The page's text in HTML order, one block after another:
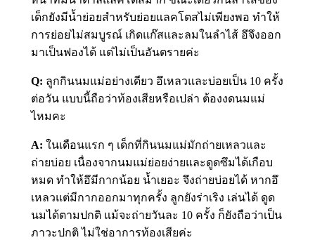
เด็กยังมีน้ำย่อยสำหรับย่อยแลคโตสไม่เพียงพอ ทำให้
การย่อยไม่สมบูรณ์ เกิดแก๊สและลมในลำไส้ อึจึงออก
มาเป็นฟองได้ แต่ไม่เป็นอันตรายค่ะ
Q: ลูกกินนมแม่อย่างเดียว อึเหลวและบ่อยเป็น 10 ครั้ง
ต่อวัน แบบนี้ถือว่าท้องเสียหรือเปล่า ต้องงดนมแม่
ไหมคะ
A: ในเดือนแรก ๆ เด็กที่กินนมแม่มักถ่ายเหลวและ
ถ่ายบ่อย เนื่องจากนมแม่ย่อยง่ายและดูดซึมได้เกือบ
หมด ทำให้อึมีกากน้อย น้ำเยอะ จึงถ่ายบ่อยได้ หากอึ
เหลวแต่มีกากออกมาทุกครั้ง ลูกยังร่าเริง เล่นได้ ดูด
นมได้ตามปกติ แม้จะถ่ายวันละ 10 ครั้ง ก็ยังถือว่าเป็น
ภาวะปกติ ไม่ใช่อาการท้องเสียค่ะ